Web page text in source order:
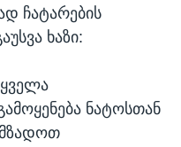
ჩატარების
ხაზი:
ნატოსთან